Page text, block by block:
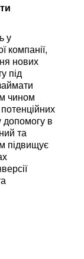
у
компанії,
нових
під
чином
допомогу в
та
підвищує